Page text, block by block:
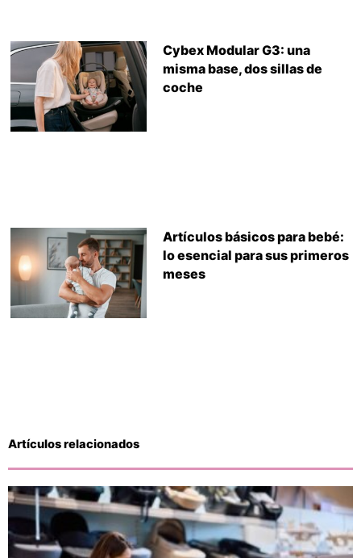
Cybex Modular G3: una
misma base, dos sillas de
coche
Artículos básicos para bebé:
lo esencial para sus primeros
meses
Artículos relacionados